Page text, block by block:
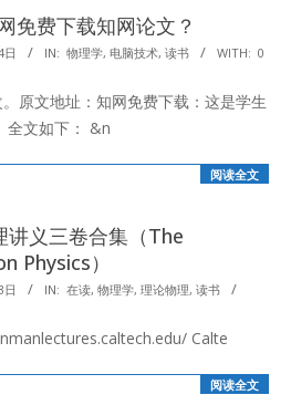
免费下载知网论文？
日 IN: 物理学, 电脑技术, 读书 WITH: 0
原文地址：知网免费下载：这是学生
全文如下： &n
阅读全文
讲义三卷合集（The
Physics）
日 IN: 在读, 物理学, 理论物理, 读书
Calte
阅读全文